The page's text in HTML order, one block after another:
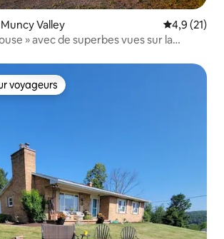
Valley Évaluation
4,9 (21)
» avec de superbes vues sur la
les plus appréciés
voyageurs